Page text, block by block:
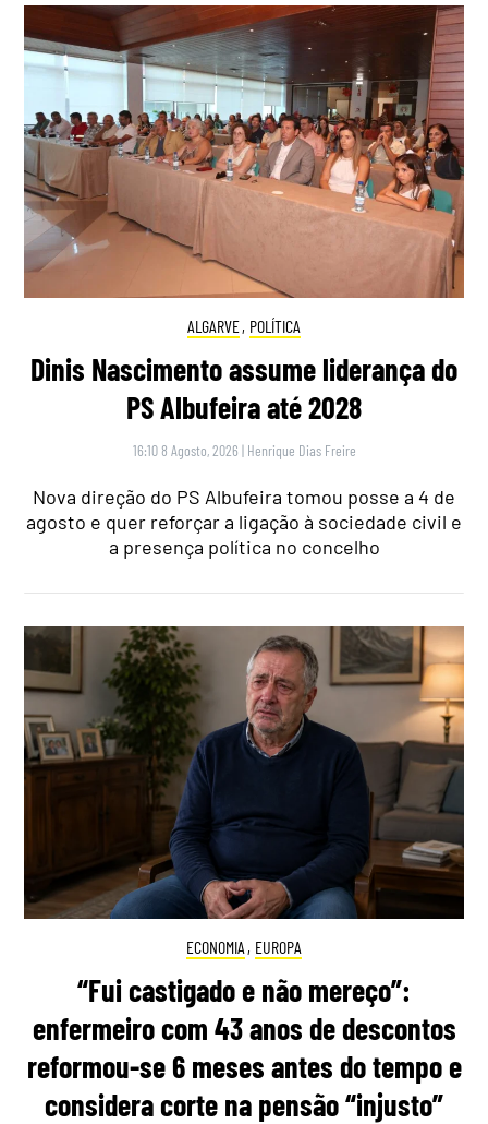
ALGARVE, POLÍTICA
Dinis Nascimento assume liderança do
PS Albufeira até 2028
16:10 8 Agosto, 2026 | Henrique Dias Freire
Nova direção do PS Albufeira tomou posse a 4 de
agosto e quer reforçar a ligação à sociedade civil e
a presença política no concelho
ECONOMIA , EUROPA
“Fui castigado e não mereço”:
enfermeiro com 43 anos de descontos
reformou-se 6 meses antes do tempo e
considera corte na pensão “injusto”